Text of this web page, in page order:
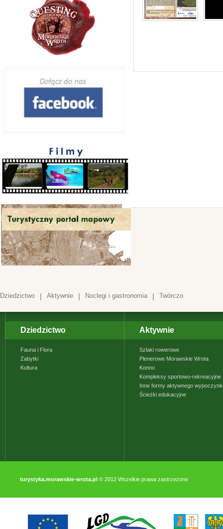
Dziedzictwo | Aktywnie | Noclegi i gastronomia | Twórczo
Dziedzictwo
Fauna i Flora
Zabytki
Kultura
Aktywnie
Szlaki rowerowe
Plenerowe Morawskie Wrota
Konno
Kompleksy sportowo-rekreacyjne
Inne formy aktywnego
Ścieżki edukacyjne
turystyka.morawskie-wrota.pl © 2012 Wszelkie prawa zastrzeżone